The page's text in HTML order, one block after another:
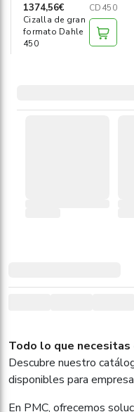
1374,56€
CD450
Cizalla de gran
formato Dahle
450
Todo lo que
Descubre nuestro
disponibles para
En PMC, ofrecemos